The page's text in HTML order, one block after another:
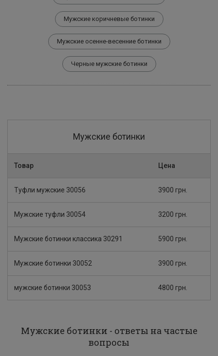
Мужские коричневые ботинки
Мужские осенне-весенние ботинки
Черные мужские ботинки
Мужские ботинки
Товар Цена
Туфли мужские 30056 3900 грн.
Мужские туфли 30054 3200 грн.
Мужские ботинки классика 30291 5900 грн.
Мужские ботинки 30052 3900 грн.
мужские ботинки 30053 4800 грн.
Мужские ботинки - ответы на частые
вопросы